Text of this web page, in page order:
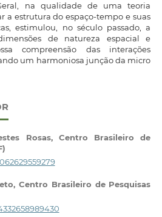
na qualidade de uma teoria
a estrutura do espaço-tempo e suas
estimulou, no século passado, a
de natureza espacial e
compreensão das interações
um harmoniosa junção da micro
Rosas, Centro Brasileiro de
Centro Brasileiro de Pesquisas